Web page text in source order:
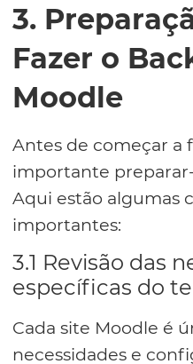
3.
Fazer o
Moodle
Antes de começar a
importante
Aqui estão algumas
importantes:
3.1 Revisão das
específicas do
Cada site Moodle é
necessidades e